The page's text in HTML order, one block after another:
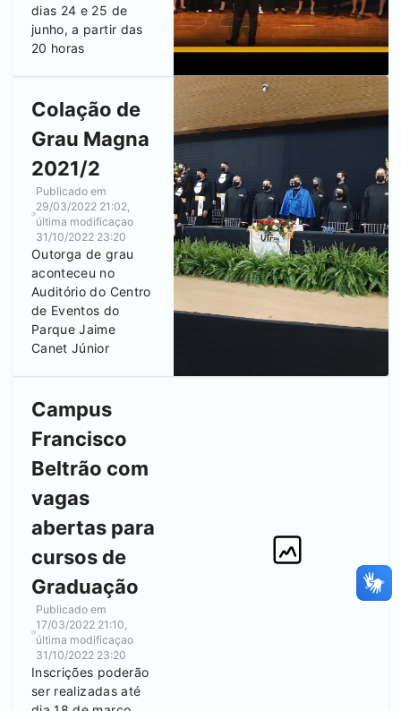
dias 24 e 25 de
junho, a partir das
20 horas
Colação de
Grau Magna
2021/2
Publicado em
29/03/2022 21:02,
última modificaçao
31/10/2022 23:20
Outorga de grau
aconteceu no
Auditório do Centro
de Eventos do
Parque Jaime
Canet Júnior
Campus
Francisco
Beltrão com
vagas
abertas para
cursos de
Graduação
Publicado em
17/03/2022 21:10,
última modificaçao
31/10/2022 23:20
Inscrições poderão
ser realizadas até